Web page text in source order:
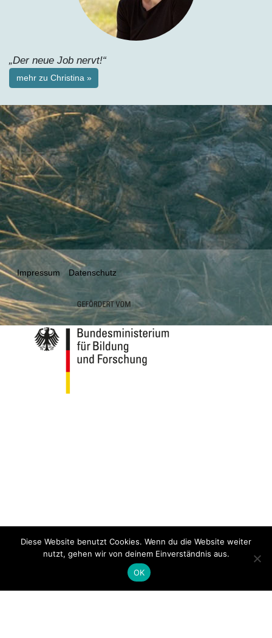
„Der neue Job nervt!“
mehr zu Christina »
Impressum Datenschutz
Diese Website benutzt Cookies. Wenn du die Website weiter
nutzt, gehen wir von deinem Einverständnis aus.
OK